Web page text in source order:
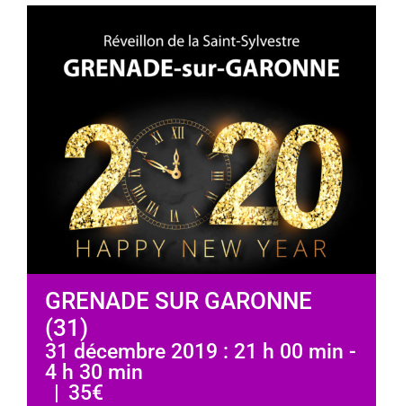
GRENADE SUR GARONNE
(31)
31 décembre 2019 : 21 h 00 min -
4 h 30 min
| 35€